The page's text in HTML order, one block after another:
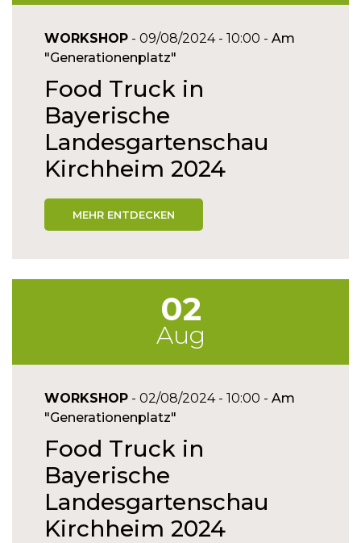
WORKSHOP - 09/08/2024 - 10:00 - Am
"Generationenplatz"
Food Truck in
Bayerische
Landesgartenschau
Kirchheim 2024
MEHR ENTDECKEN
02
Aug
WORKSHOP - 02/08/2024 - 10:00 - Am
"Generationenplatz"
Food Truck in
Bayerische
Landesgartenschau
Kirchheim 2024